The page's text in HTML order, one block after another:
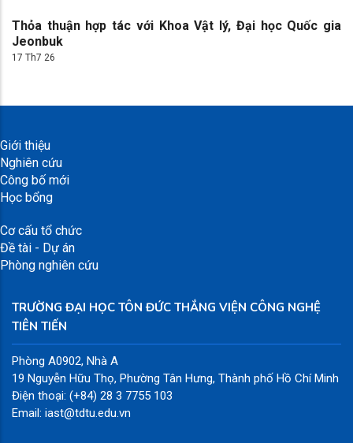
Thỏa thuận hợp tác với Khoa Vật lý, Đại học Quốc gia
Jeonbuk
17 Th7 26
Giới thiệu
Nghiên cứu
Công bố mới
Học bổng
Cơ cấu tổ chức
Đề tài - Dự án
Phòng nghiên cứu
TRƯỜNG ĐẠI HỌC TÔN ĐỨC THẮNG VIỆN CÔNG NGHỆ
TIÊN TIẾN
Phòng A0902, Nhà A
19 Nguyễn Hữu Thọ, Phường Tân Hưng, Thành phố Hồ Chí Minh
Điện thoại: (+84) 28 3 7755 103
Email: iast@tdtu.edu.vn